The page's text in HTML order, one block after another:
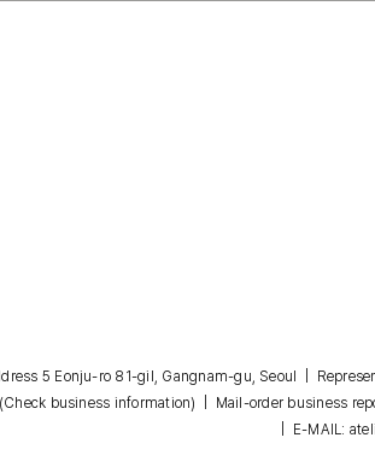
5 Eonju-ro 81-gil, Gangnam-gu, Seoul |
(Check business information)
| Mail-order business
| E-MAIL: